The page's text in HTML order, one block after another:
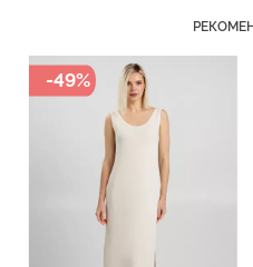
-49%
299 грн.499 грн.